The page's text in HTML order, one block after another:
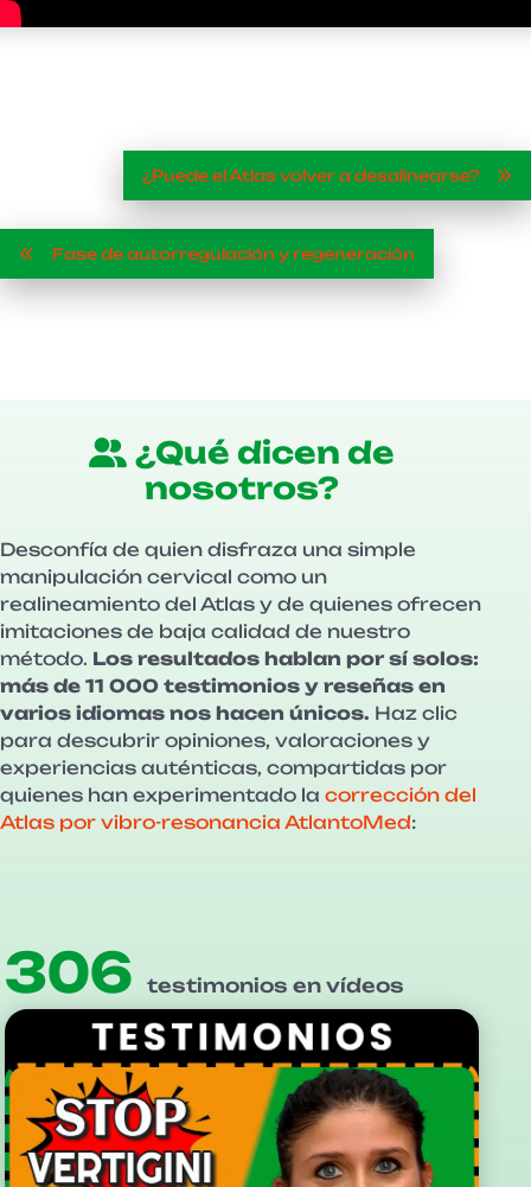
Fase de autorregulación y regeneración
¿Puede el Atlas volver a desalinearse?
¿Qué dicen de
nosotros?
Desconfía de quien disfraza una simple
manipulación cervical como un
realineamiento del Atlas y de quienes ofrecen
imitaciones de baja calidad de nuestro
método. Los resultados hablan por sí solos:
más de 11 000 testimonios y reseñas en
varios idiomas nos hacen únicos. Haz clic
para descubrir opiniones, valoraciones y
experiencias auténticas, compartidas por
quienes han experimentado la corrección del
Atlas por vibro-resonancia AtlantoMed:
306 testimonios en vídeos